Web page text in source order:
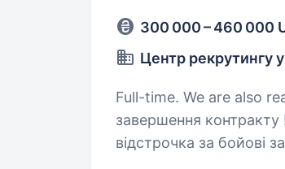
300 000 – 460 000
Центр рекрутингу
Full-time. We are also ready to hire a
завершення контракту
відстрочка за бойові